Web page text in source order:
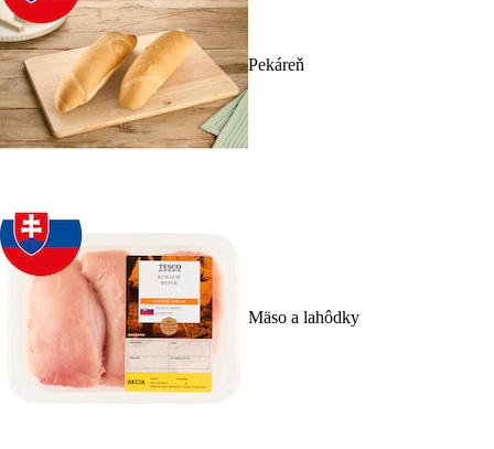
Pekáreň
Mäso a lahôdky